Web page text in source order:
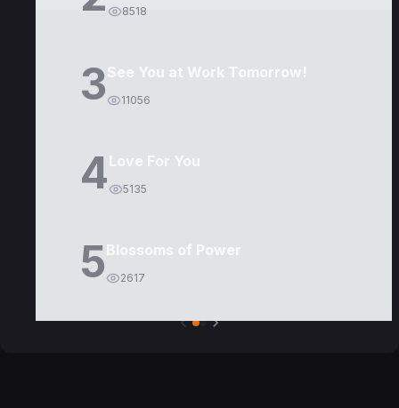
8518
3See You at Work Tomorrow!
11056
4Love For You
5135
5Blossoms of Power
2617